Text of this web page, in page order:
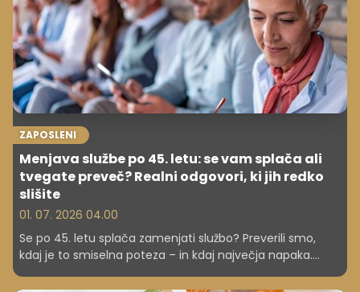
ZAPOSLENI
Menjava službe po 45. letu: se vam splača ali
tvegate preveč? Realni odgovori, ki jih redko
slišite
01. 07. 2026 04.00
Se po 45. letu splača zamenjati službo? Preverili smo,
kdaj je to smiselna poteza – in kdaj največja napaka.
Konkretni nasveti za varno odločitev.